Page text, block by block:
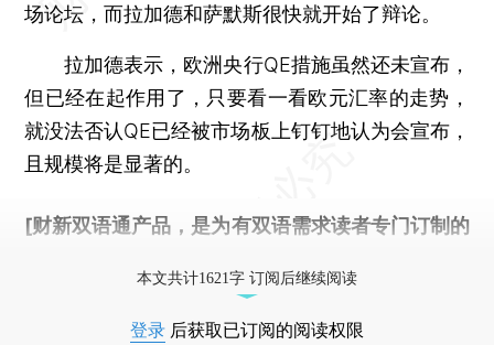
场论坛，而拉加德和萨默斯很快就开始了辩论。
拉加德表示，欧洲央行QE措施虽然还未宣布，
但已经在起作用了，只要看一看欧元汇率的走势，
就没法否认QE已经被市场板上钉钉地认为会宣布，
且规模将是显著的。
[财新双语通产品，是为有双语需求读者专门订制的
本文共计1621字 订阅后继续阅读
登录 后获取已订阅的阅读权限